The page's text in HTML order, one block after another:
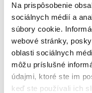
Na prispôsobenie
sociálnych médií a
súbory cookie.
webové stránky,
oblasti sociálnych
môžu príslušné
údajmi, ktoré ste im
keď ste používali ich
TETRA Ph/Kh Plus
Výrobca: KÓD: 39174
Napísať recenziu
€5.74 (2.30 € / 100 ml)
ODOSIELAME DO 48HODÍN